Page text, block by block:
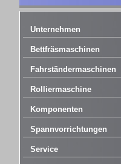
Unternehmen
Bettfräsmaschinen
Fahrständermaschinen
Rolliermaschine
Komponenten
Spannvorrichtungen
Service